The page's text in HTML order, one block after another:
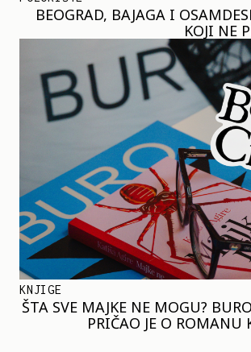
BEOGRAD, BAJAGA I
KOJI NE
KNJIGE
ŠTA SVE MAJKE NE MOGU?
PRIČAO JE O ROMANU